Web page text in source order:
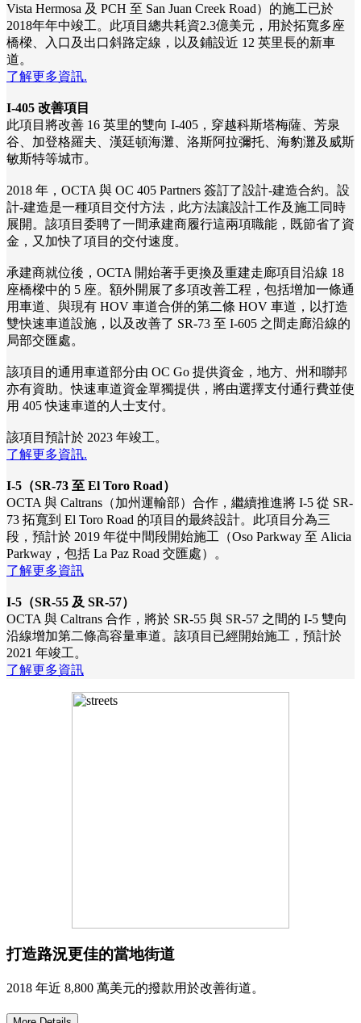
Vista Hermosa 及 PCH 至 San Juan Creek Road）的施工已於
2018年年中竣工。此項目總共耗資2.3億美元，用於拓寬多座
橋樑、入口及出口斜路定線，以及鋪設近 12 英里長的新車
道。
了解更多資訊.
I-405 改善項目
此項目將改善 16 英里的雙向 I‐405，穿越科斯塔梅薩、芳泉
谷、加登格羅夫、漢廷頓海灘、洛斯阿拉彌托、海豹灘及威斯
敏斯特等城市。
2018 年，OCTA 與 OC 405 Partners 簽訂了設計-建造合約。設
計-建造是一種項目交付方法，此方法讓設計工作及施工同時
展開。該項目委聘了一間承建商履行這兩項職能，既節省了資
金，又加快了項目的交付速度。
承建商就位後，OCTA 開始著手更換及重建走廊項目沿線 18
座橋樑中的 5 座。額外開展了多項改善工程，包括增加一條通
用車道、與現有 HOV 車道合併的第二條 HOV 車道，以打造
雙快速車道設施，以及改善了 SR-73 至 I-605 之間走廊沿線的
局部交匯處。
該項目的通用車道部分由 OC Go 提供資金，地方、州和聯邦
亦有資助。快速車道資金單獨提供，將由選擇支付通行費並使
用 405 快速車道的人士支付。
該項目預計於 2023 年竣工。
了解更多資訊.
I-5（SR-73 至 El Toro Road）
OCTA 與 Caltrans（加州運輸部）合作，繼續推進將 I-5 從 SR-
73 拓寬到 El Toro Road 的項目的最終設計。此項目分為三
段，預計於 2019 年從中間段開始施工（Oso Parkway 至 Alicia
Parkway，包括 La Paz Road 交匯處）。
了解更多資訊
I-5（SR-55 及 SR-57）
OCTA 與 Caltrans 合作，將於 SR-55 與 SR-57 之間的 I-5 雙向
沿線增加第二條高容量車道。該項目已經開始施工，預計於
2021 年竣工。
了解更多資訊
打造路況更佳的當地街道
2018 年近 8,800 萬美元的撥款用於改善街道。